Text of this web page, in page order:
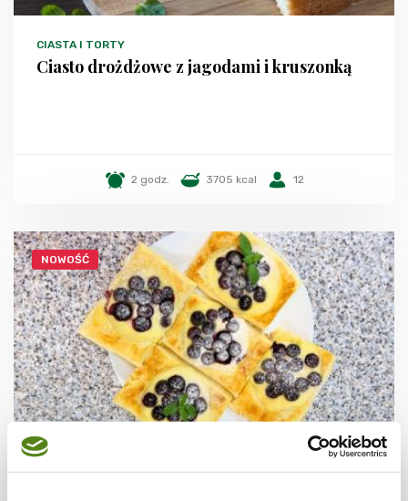
CIASTA I TORTY
Ciasto drożdżowe z jagodami i kruszonką
2 godz. 3705 kcal 12
NOWOŚĆ